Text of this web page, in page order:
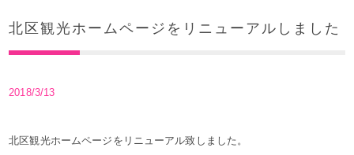
北区観光ホームページをリニューアルしました
2018/3/13
北区観光ホームページをリニューアル致しました。